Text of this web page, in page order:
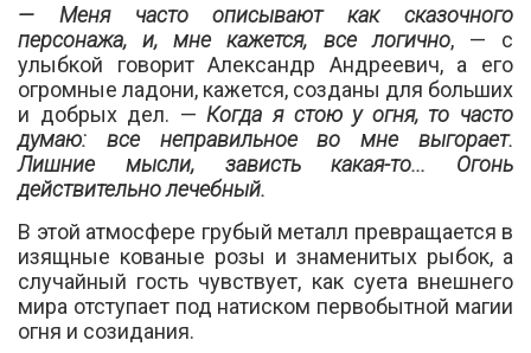
— Меня часто описывают как сказочного
персонажа, и, мне кажется, все логично, — с
улыбкой говорит Александр Андреевич, а его
огромные ладони, кажется, созданы для больших
и добрых дел. —Когда я стою у огня, то часто
думаю: все неправильное во мне выгорает.
Лишние мысли, зависть какая-то... Огонь
действительно лечебный.
В этой атмосфере грубый металл превращается в
изящные кованые розы и знаменитых рыбок, а
случайный гость чувствует, как суета внешнего
мира отступает под натиском первобытной магии
огня и созидания.